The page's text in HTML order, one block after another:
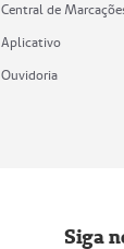
Central de
Aplicativo
Ouvidoria
Siga